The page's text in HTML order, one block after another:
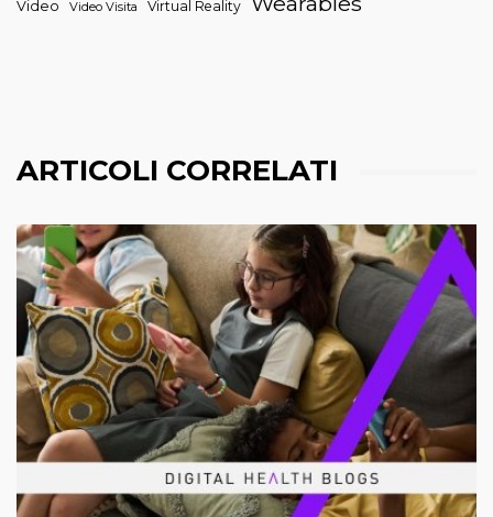
Video Video Visita Virtual Reality
ARTICOLI CORRELATI